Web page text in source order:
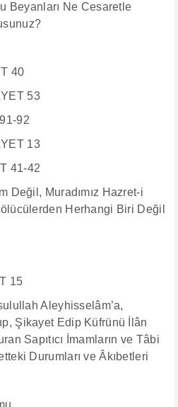
Beyanları Ne Cesaretle
40
53
92
13
41-42
Değil, Muradımız Hazret-i
Herhangi Biri Değil
15
Aleyhisselâm’a,
Şikayet Edip Küfrünü İlân
Sapıtıcı İmamların ve Tâbi
Durumları ve Âkıbetleri